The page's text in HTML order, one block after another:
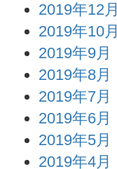
2019年12月
2019年10月
2019年9月
2019年8月
2019年7月
2019年6月
2019年5月
2019年4月